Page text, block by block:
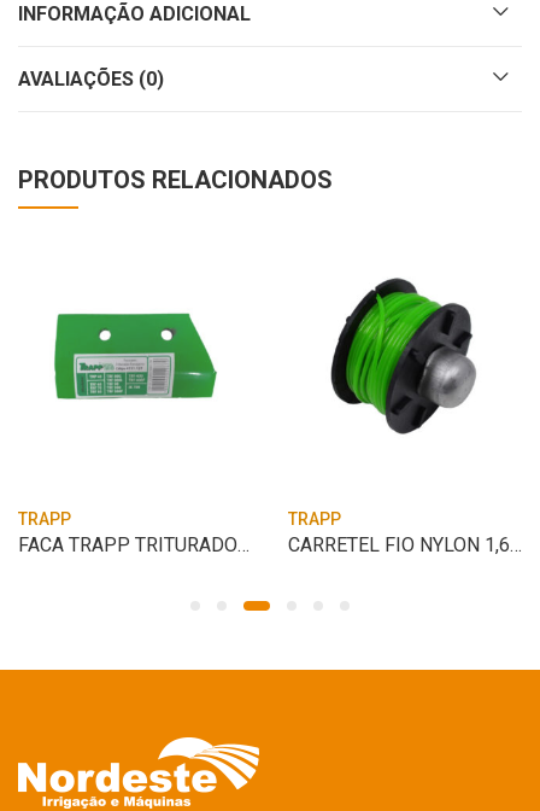
INFORMAÇÃO ADICIONAL
AVALIAÇÕES (0)
PRODUTOS RELACIONADOS
TRAPP
FACA TRAPP TRITURADOR UNITARIO
TRAPP
CARRETEL FIO NYLON 1,6MM TRAPP MASTER